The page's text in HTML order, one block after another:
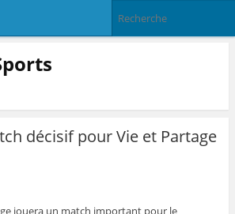
décisif pour Vie et Partage